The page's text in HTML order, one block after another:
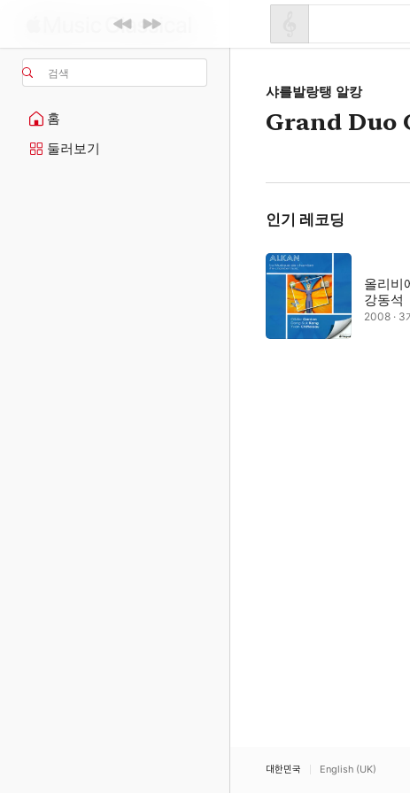
검색
홈
둘러보기
샤를발랑탱 알캉
Grand Duo
인기 레코딩
올리비
강동석
2008 · 3
대한민국 English (UK)